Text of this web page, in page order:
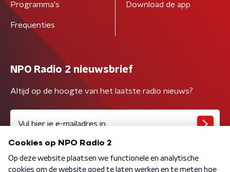
Programma's
Frequenties
Download de app
NPO Radio 2 nieuwsbrief
Altijd op de hoogte van het laatste radio nieuws?